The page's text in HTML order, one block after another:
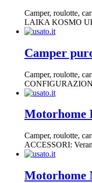
Camper, roulotte,
LAIKA KOSMO
Camper
Camper, roulotte,
Motorhome
Camper, roulotte,
ACCESSORI:
Motorhome